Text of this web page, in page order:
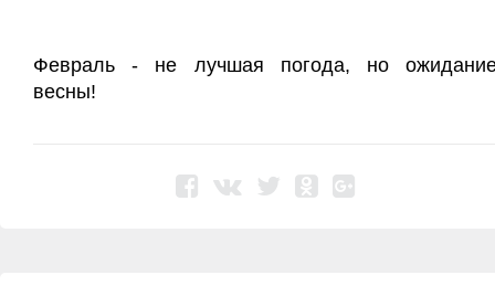
Февраль - не лучшая погода, но
весны!